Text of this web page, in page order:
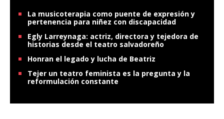
La musicoterapia como puente de expresión y
pertenencia para niñez con discapacidad
Egly Larreynaga: actriz, directora y tejedora de
historias desde el teatro salvadoreño
Honran el legado y lucha de Beatriz
Tejer un teatro feminista es la pregunta y la
reformulación constante